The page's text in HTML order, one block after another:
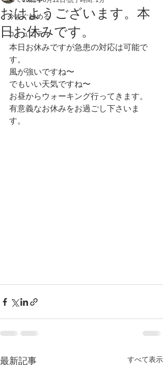
今すぐ始める
コミュニティ
おはようございます。本
日お休みです。
本日お休みですが急患の対応は可能で
す。
風が強いですね〜
でもいい天気ですね〜
お昼からウォーキング行ってきます。
有意義なお休みをお過ごし下さいま
す。
最新記事 すべて表示